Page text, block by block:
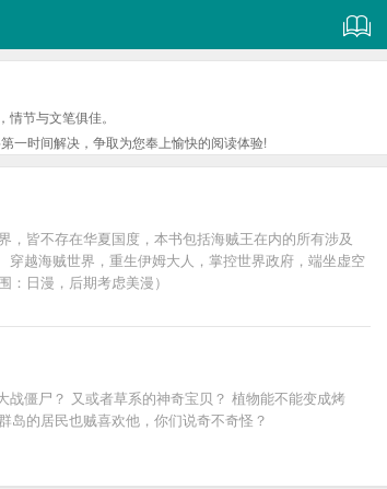
节与文笔俱佳。
一时间解决，争取为您奉上愉快的阅读体验!
皆不存在华夏国度，本书包括海贼王在内的所有涉及
越海贼世界，重生伊姆大人，掌控世界政府，端坐虚空
日漫，后期考虑美漫）
僵尸？ 又或者草系的神奇宝贝？ 植物能不能变成烤
的居民也贼喜欢他，你们说奇不奇怪？